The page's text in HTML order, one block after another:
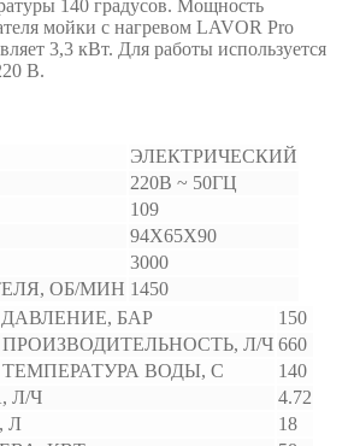
140 градусов. Мощность
мойки с нагревом LAVOR Pro
3,3 кВт. Для работы используется
В.
ЭЛЕКТРИЧЕСКИЙ
220В ~ 50ГЦ
109
94X65X90
3000
ОБ/МИН 1450
БАР
150
Л/Ч 660
ВОДЫ, С
140
Л/Ч
4.72
Л
18